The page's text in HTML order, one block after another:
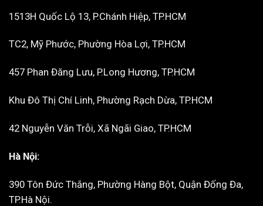
1513H Quốc Lộ 13, P.Chánh Hiệp, TP.HCM
TC2, Mỹ Phước, Phường Hòa Lợi, TP.HCM
457 Phan Đăng Lưu, P.Long Hương, TP.HCM
Khu Đô Thị Chí Linh, Phường Rạch Dừa, TP.HCM
42 Nguyễn Văn Trỗi, Xã Ngãi Giao, TP.HCM
Hà Nội:
390 Tôn Đức Thắng, Phường Hàng Bột, Quận Đống Đa,
TP.Hà Nội.